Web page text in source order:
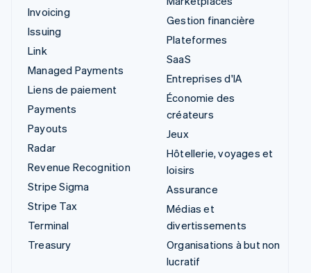
Invoicing
Issuing
Link
Managed Payments
Liens de paiement
Payments
Payouts
Radar
Revenue Recognition
Stripe Sigma
Stripe Tax
Terminal
Treasury
Gestion financière
Plateformes
SaaS
Entreprises d'IA
Économie des
créateurs
Jeux
Hôtellerie, voyages et
loisirs
Assurance
Médias et
divertissements
Organisations à but non
lucratif